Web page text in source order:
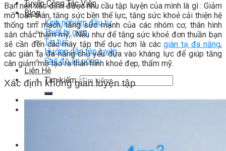
Tuyển Cộng Tác Viên
Blog
Kinh nghiệm đầu tư
Thiết bị gym
Tin tức
Hướng dẫn tập luyện
Chế độ ăn uống
Liên Hệ
Tìm kiếm:
Bạn nên xác định được nhu cầu tập luyện của mình là gì : Giảm
mỡ toàn thân, tăng sức bền thể lực, tăng sức khoẻ cải thiện hệ
thống tim mạch, tăng sức mạnh của các nhóm cơ, thân hình
săn chắc thẩm mỹ,…Nếu như để tăng sức khoẻ đơn thuần bạn
sẽ cần đến các máy tập thể dục hơn là cácgiàn tạ đa năng,
các giàn tạ đa năng chủ yếu dựa vào kháng lực để giúp tăng
cân giảm mỡ tạo ra thân hình khoẻ đẹp, thẩm mỹ.
Xác định không gian luyện tập